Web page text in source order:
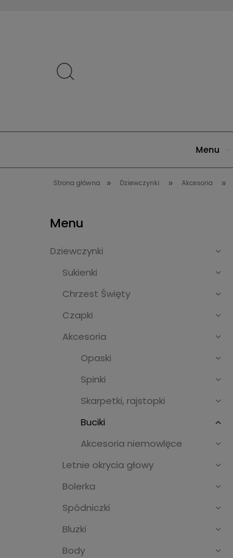
Menu
Strona główna » Dziewczynki » Akcesoria »
Menu
Dziewczynki
Sukienki
Chrzest Święty
Czapki
Akcesoria
Opaski
Spinki
Skarpetki, rajstopki
Buciki
Akcesoria niemowlęce
Letnie okrycia głowy
Bolerka
Spódniczki
Bluzki
Body